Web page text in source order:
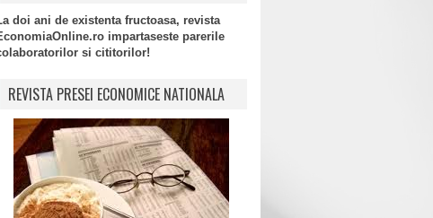
doi ani de existenta fructoasa, revista
impartaseste parerile
si cititorilor!
REVISTA PRESEI ECONOMICE NATIONALA